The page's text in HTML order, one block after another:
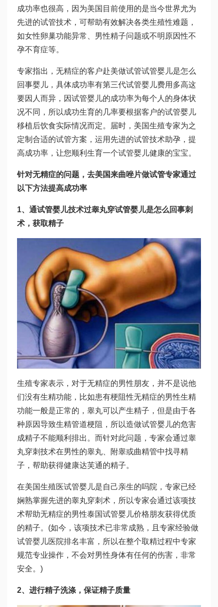
成功率也很高，因为美国目前使用的是当今世界尤为
先进的试管技术，可帮助有效解决各类生殖性难题，
如女性卵巢功能异常、男性精子问题或不明原因性不
孕不育症等。
专家指出，无精症的客户赴美做试管试管婴儿是怎么
回事婴儿，具体成功率有第三代试管婴儿费用 多高这
要因人而异，因试管婴儿的成功率为每个人的身体状
况不同，所以成功生育的几率要根据客户的试管婴儿
移植后饮食实际情况而定。届时，美国生殖专家为之
定制合适的试管方案，运用先进的试管技术助孕，提
高成功率，让您顺利生育一个试管婴儿健康的宝宝。
针对无精症的问题，去美国来曲唑片做试管专家通过
以下方法提高成功率
1、通试管婴儿技术过睾丸穿试管婴儿是怎么回事刺
术，获取精子
生殖专家表示，对于无精症的男性朋友，并不是说他
们没有生精功能，比如患有梗阻性无精症的男性生精
功能一般是正常的，睾丸可以产生精子，但是由于各
种原因导致生精管道梗阻，所以造做试管婴儿的危害
成精子不能顺利排出。而针对此问题，专家会通过睾
丸穿刺技术在男性的睾丸、附睾或曲精管中找寻精
子，帮助获得健康达芙通的精子。
在美国生殖医试管婴儿是自己亲生的吗院，专家已经
娴熟掌握先进的睾丸穿刺术，所以专家会通过该项技
术帮助无精症的男性泰国试管婴儿价格朋友获得优质
的精子。(如今，该项技术已非常成熟，且专家经验做
试管婴儿医院排名丰富，所以在整个取精过程中专家
规范专业操作，不会对男性身体有任何的伤害，非常
安全。)
2、进行精子洗涤，保证精子质量